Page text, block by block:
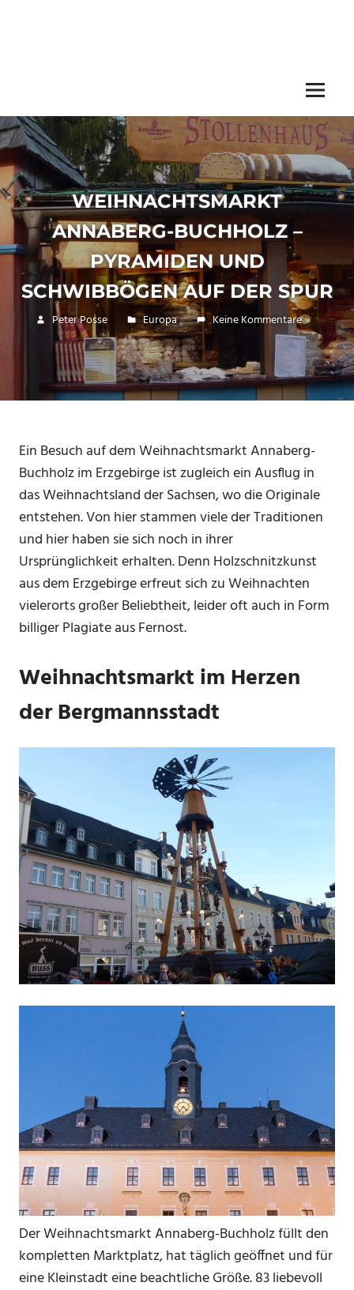
Menü
WEIHNACHTSMARKT
ANNABERG-BUCHHOLZ –
PYRAMIDEN UND
SCHWIBBÖGEN AUF DER SPUR
18. Dezember 2017
Peter Posse Europa Keine Kommentare
Ein Besuch auf dem Weihnachtsmarkt Annaberg-
Buchholz im Erzgebirge ist zugleich ein Ausflug in
das Weihnachtsland der Sachsen, wo die Originale
entstehen. Von hier stammen viele der Traditionen
und hier haben sie sich noch in ihrer
Ursprünglichkeit erhalten. Denn Holzschnitzkunst
aus dem Erzgebirge erfreut sich zu Weihnachten
vielerorts großer Beliebtheit, leider oft auch in Form
billiger Plagiate aus Fernost.
Weihnachtsmarkt im Herzen
der Bergmannsstadt
Der Weihnachtsmarkt Annaberg-Buchholz füllt den
kompletten Marktplatz, hat täglich geöffnet und für
eine Kleinstadt eine beachtliche Größe. 83 liebevoll